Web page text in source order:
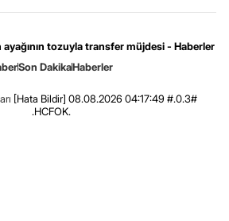
tozuyla transfer müjdesi - Haberler
Son DakikaHaberler
[Hata Bildir] 08.08.2026 04:17:49 #.0.3#
.HCFOK.